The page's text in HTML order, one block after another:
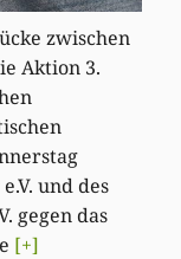
zwischen
Aktion 3.
und des
gegen das
[+]